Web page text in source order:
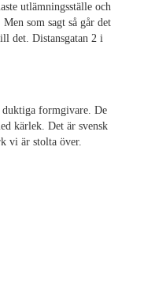
utlämningsställe och
som sagt så går det
det. Distansgatan 2 i
duktiga formgivare. De
kärlek. Det är svensk
vi är stolta över.